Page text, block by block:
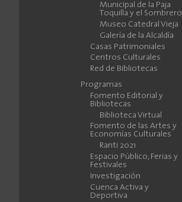
Municipal de la Paja
Toquilla y el Sombrero
Museo Catedral Vieja
Galería de la Alcaldía
Casas Patrimoniales
Centros Culturales
Red de Bibliotecas
Programas
Fomento Editorial y
Bibliotecas
Biblioteca Virtual
Fomento de las Artes y
Economías Culturales
Ranti 2021
Espacio Público, Ferias y
Festivales
Investigación
Cuenca Activa y
Deportiva